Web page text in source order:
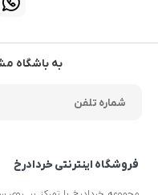
به باشگاه
فروشگاه اینترنتی خردادرخ